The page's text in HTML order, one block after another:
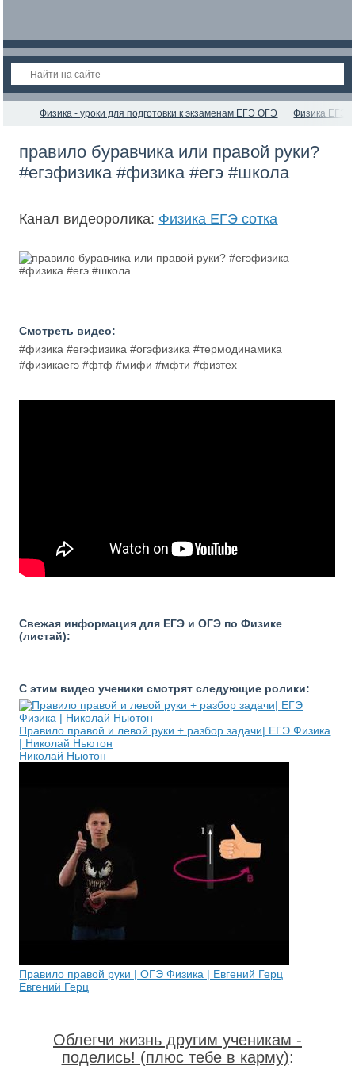
Физика - уроки для подготовки к экзаменам ЕГЭ ОГЭ Физика ЕГЭ
правило буравчика или правой руки?
#егэфизика #физика #егэ #школа
Канал видеоролика: Физика ЕГЭ сотка
Смотреть видео:
#физика #егэфизика #огэфизика #термодинамика
#физикаегэ #фтф #мифи #мфти #физтех
Свежая информация для ЕГЭ и ОГЭ по Физике
(листай):
С этим видео ученики смотрят следующие ролики:
Правило правой и левой руки + разбор задачи| ЕГЭ Физика
| Николай Ньютон
Николай Ньютон
Правило правой руки | ОГЭ Физика | Евгений Герц
Евгений Герц
Облегчи жизнь другим ученикам -
поделись! (плюс тебе в карму):